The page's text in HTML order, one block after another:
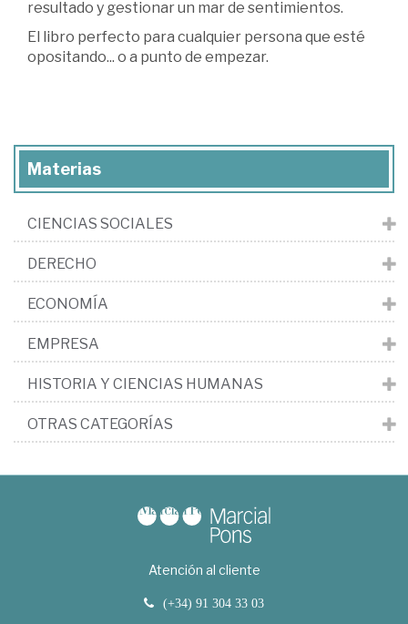
resultado y gestionar un mar de sentimientos.
El libro perfecto para cualquier persona que esté
opositando... o a punto de empezar.
Materias
CIENCIAS SOCIALES
DERECHO
ECONOMÍA
EMPRESA
HISTORIA Y CIENCIAS HUMANAS
OTRAS CATEGORÍAS
Atención al cliente
(+34) 91 304 33 03